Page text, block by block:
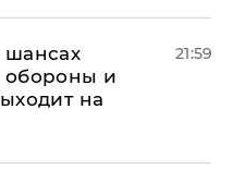
шансах
обороны и
на
21:59